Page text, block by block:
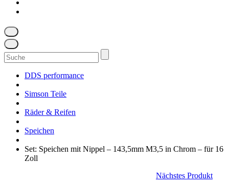
Suchen
nach:
DDS performance
Simson Teile
Räder & Reifen
Speichen
Set: Speichen mit Nippel – 143,5mm M3,5 in Chrom – für 16
Zoll
Nächstes Produkt